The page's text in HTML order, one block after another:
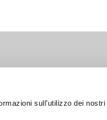
sull’utilizzo dei nostri